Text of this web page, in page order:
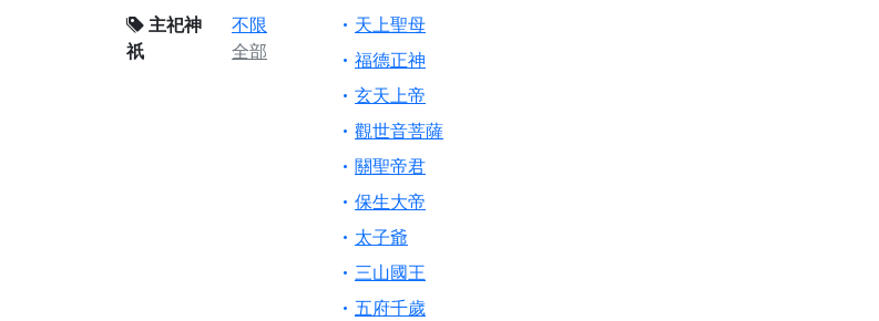
【桃園龜山 慈恩宮】瑤池金母聖誕祝壽盛典，邀請十方善信大德蒞
【桃園龜山 慈恩宮】丙午年慶讚中元普渡法會，正是讓我們用善念
【新北八里 紫德宮】丙午年中元普渡讚普超薦法會，普施眾生・慎終
【台北北投金虎爺會】父親節陪爸爸一起闖關趣，邀請大小朋友一起
【新北八里 紫德宮】父親節奉茶感恩活動，一杯茶，一份心意；一句
【桃園新屋 深圳玄天宮】農曆七月擴大犒軍科儀，吉祥月不只有普渡
【桃園新屋 深圳玄天宮】七娘媽聖誕祝壽慶典，誠摯邀請十方善信
【桃園慈善宮(天公廟)】虎爺元帥 開光大典，祈求虎爺神威護持，庇
歡迎友廟長官、小編加入我們LINE官方帳號，讓我們協助您的廟宇推
主祀神
祇
不限
全部
天上聖母
福德正神
玄天上帝
觀世音菩薩
關聖帝君
保生大帝
太子爺
三山國王
五府千歲